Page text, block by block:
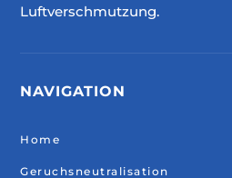
Luftverschmutzung.
NAVIGATION
Home
Geruchsneutralisation